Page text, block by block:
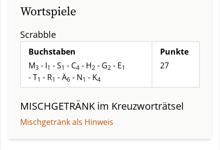
Wortspiele
Scrabble
Buchstaben
M3 - I1 - S1 - C4 - H2 - G2 - E1
- T1 - R1 - Ä6 - N1 - K4
Punkte
27
MISCHGETRÄNK im Kreuzworträtsel
Mischgetränk als Hinweis